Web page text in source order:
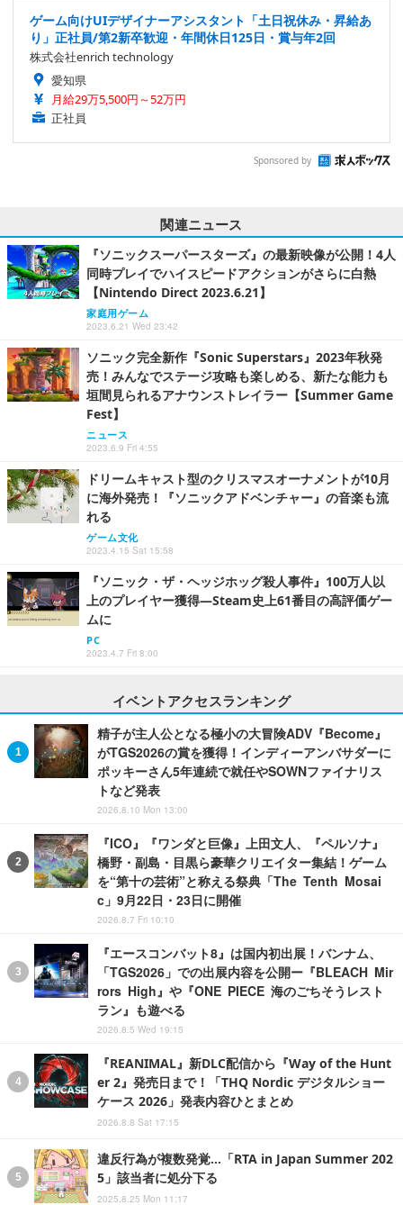
ゲーム向けUIデザイナーアシスタント「土日祝休み・昇給あ
り」正社員/第2新卒歓迎・年間休日125日・賞与年2回
株式会社enrich technology
愛知県
月給29万5,500円～52万円
正社員
Sponsored by
関連ニュース
『ソニックスーパースターズ』の最新映像が公開！4人
同時プレイでハイスピードアクションがさらに白熱
【Nintendo Direct 2023.6.21】
家庭用ゲーム
2023.6.21 Wed 23:42
ソニック完全新作『Sonic Superstars』2023年秋発
売！みんなでステージ攻略も楽しめる、新たな能力も
垣間見られるアナウンストレイラー【Summer Game
Fest】
ニュース
2023.6.9 Fri 4:55
ドリームキャスト型のクリスマスオーナメントが10月
に海外発売！『ソニックアドベンチャー』の音楽も流
れる
ゲーム文化
2023.4.15 Sat 15:58
『ソニック・ザ・ヘッジホッグ殺人事件』100万人以
上のプレイヤー獲得―Steam史上61番目の高評価ゲー
ムに
PC
2023.4.7 Fri 8:00
イベントアクセスランキング
精子が主人公となる極小の大冒険ADV『Become』
がTGS2026の賞を獲得！インディーアンバサダーに
ポッキーさん5年連続で就任やSOWNファイナリス
トなど発表
2026.8.10 Mon 13:00
『ICO』『ワンダと巨像』上田文人、『ペルソナ』
橋野・副島・目黒ら豪華クリエイター集結！ゲーム
を“第十の芸術”と称える祭典「The Tenth Mosai
c」9月22日・23日に開催
2026.8.7 Fri 10:10
『エースコンバット8』は国内初出展！バンナム、
「TGS2026」での出展内容を公開ー『BLEACH Mir
rors High』や『ONE PIECE 海のごちそうレスト
ラン』も遊べる
2026.8.5 Wed 19:15
『REANIMAL』新DLC配信から『Way of the Hunt
er 2』発売日まで！「THQ Nordic デジタルショー
ケース 2026」発表内容ひとまとめ
2026.8.8 Sat 17:15
違反行為が複数発覚…「RTA in Japan Summer 202
5」該当者に処分下る
2025.8.25 Mon 11:17